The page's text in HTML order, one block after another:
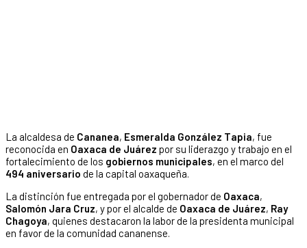
La alcaldesa de Cananea, Esmeralda González Tapia, fue
reconocida en Oaxaca de Juárez por su liderazgo y trabajo en el
fortalecimiento de los gobiernos municipales, en el marco del
494 aniversario de la capital oaxaqueña.
La distinción fue entregada por el gobernador de Oaxaca,
Salomón Jara Cruz, y por el alcalde de Oaxaca de Juárez, Ray
Chagoya, quienes destacaron la labor de la presidenta municipal
en favor de la comunidad cananense.